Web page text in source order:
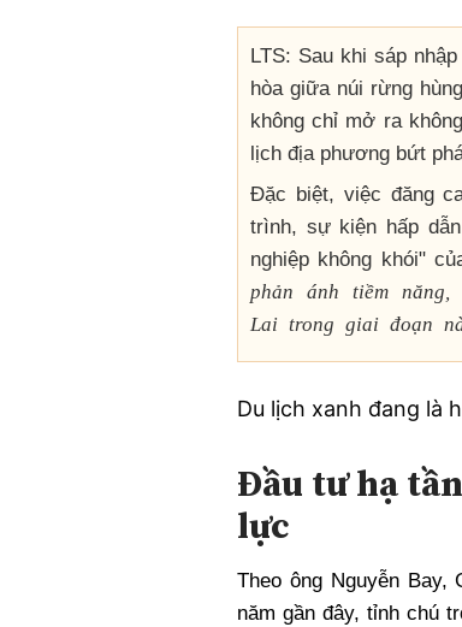
LTS: Sau khi sáp
hòa giữa núi rừng
không chỉ mở ra
lịch địa phương bứt
Đặc biệt, việc đăng
trình, sự kiện hấp
nghiệp không khói"
phản ánh tiềm
Lai trong giai đoạn
Du lịch xanh đang là
Đầu tư hạ
lực
Theo ông Nguyễn
năm gần đây, tỉnh chú